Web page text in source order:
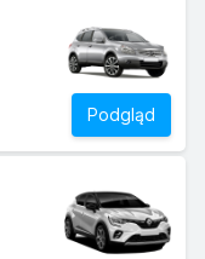
Podgląd